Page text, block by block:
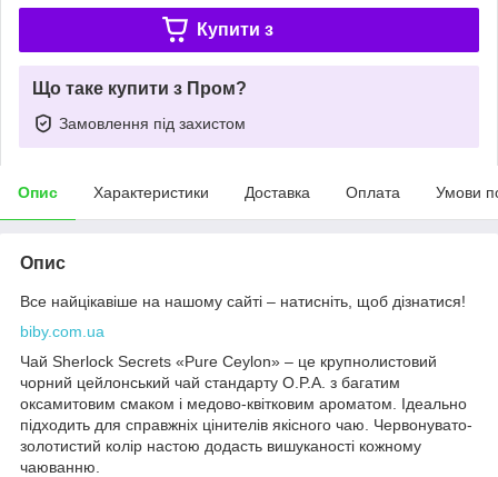
Купити з
Що таке купити з Пром?
Замовлення під захистом
Опис Характеристики Доставка Оплата Умови
Опис
Все найцікавіше на нашому сайті – натисніть, щоб дізнатися!
biby.com.ua
Чай Sherlock Secrets «Pure Ceylon» – це крупнолистовий
чорний цейлонський чай стандарту O.P.A. з багатим
оксамитовим смаком і медово-квітковим ароматом. Ідеально
підходить для справжніх цінителів якісного чаю. Червонувато-
золотистий колір настою додасть вишуканості кожному
чаюванню.